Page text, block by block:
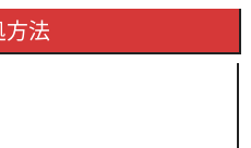
方法